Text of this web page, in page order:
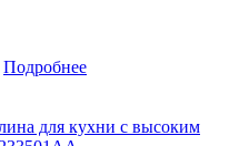
Подробнее